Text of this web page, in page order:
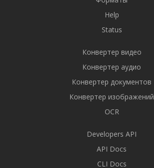
Help
Status
Конвертер видео
Конвертер аудио
Конвертер документов
Конвертер изображений
OCR
Developers API
API Docs
CLI Docs